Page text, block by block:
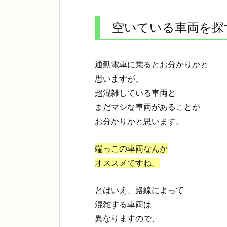
空いている車両を
通勤電車に乗るとお分かりかと
思いますが、
超混雑している車両と
まだマシな車両があることが
お分かりかと思います。
端っこの車両なんか
オススメですね。
とはいえ、路線によって
混雑する車両は
異なりますので、